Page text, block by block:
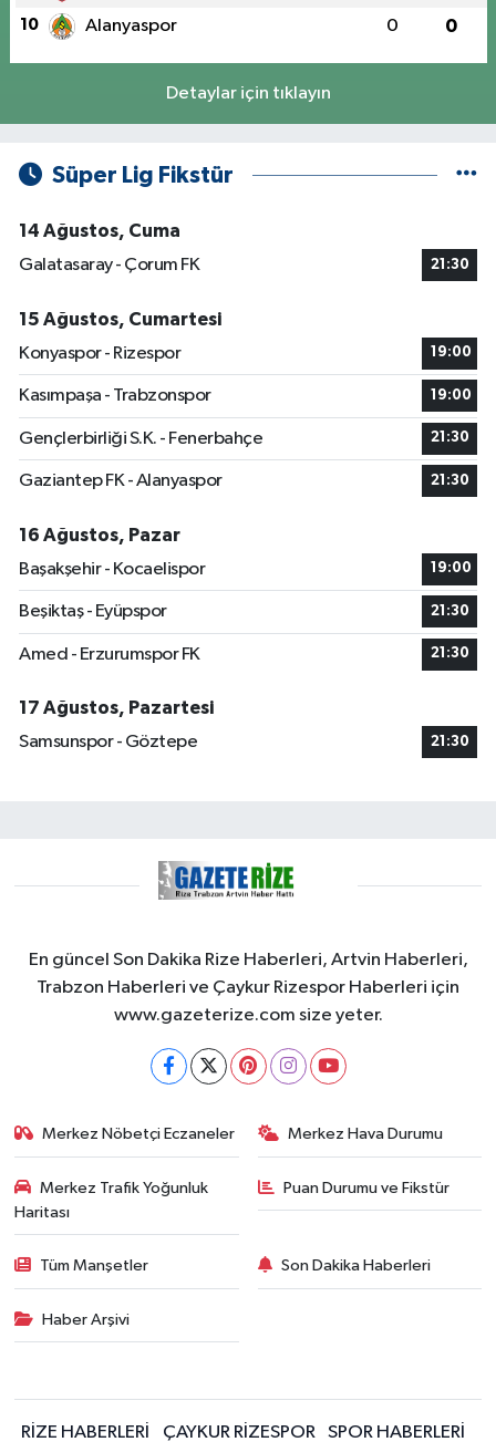
10 Alanyaspor 0 0
Detaylar için tıklayın
Süper Lig Fikstür
14 Ağustos, Cuma
Galatasaray - Çorum FK
21:30
15 Ağustos, Cumartesi
Konyaspor - Rizespor
19:00
Kasımpaşa - Trabzonspor 19:00
Gençlerbirliği S.K. - Fenerbahçe 21:30
Gaziantep FK - Alanyaspor 21:30
16 Ağustos, Pazar
Başakşehir - Kocaelispor
19:00
Beşiktaş - Eyüpspor 21:30
Amed - Erzurumspor FK 21:30
17 Ağustos, Pazartesi
Samsunspor - Göztepe
21:30
En güncel Son Dakika Rize Haberleri, Artvin Haberleri,
Trabzon Haberleri ve Çaykur Rizespor Haberleri için
www.gazeterize.com size yeter.
Merkez Nöbetçi Eczaneler Merkez Hava Durumu
Merkez Trafik Yoğunluk
Haritası
Puan Durumu ve Fikstür
Tüm Manşetler Son Dakika Haberleri
Haber Arşivi
RİZE HABERLERİ ÇAYKUR RİZESPOR SPOR HABERLERİ